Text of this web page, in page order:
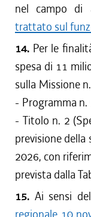
nel campo di
trattato sul
14. Per le
spesa di 11
sulla Missione
- Programma
- Titolo n. 2
previsione della
2026, con
prevista dalla
15. Ai sensi